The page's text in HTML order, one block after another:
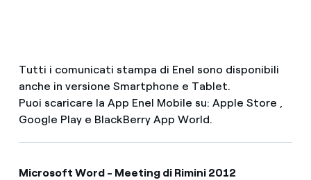
Tutti i comunicati stampa di Enel sono disponibili
anche in versione Smartphone e Tablet.
Puoi scaricare la App Enel Mobile su: Apple Store ,
Google Play e BlackBerry App World.
Microsoft Word - Meeting di Rimini 2012